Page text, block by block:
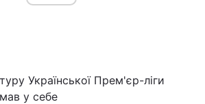
Української Прем'єр-ліги
у себе